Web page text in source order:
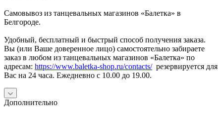
Самовывоз из танцевальных магазинов «Балетка» в
Белгороде.
Удобный, бесплатный и быстрый способ получения заказа.
Вы (или Ваше доверенное лицо) самостоятельно забираете
заказ в любом из танцевальных магазинов «Балетка» по
адресам: https://www.baletka-shop.ru/contacts/резервируется для
Вас на 24 часа. Ежедневно с 10.00 до 19.00.
Дополнительно